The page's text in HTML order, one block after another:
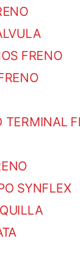
FRENO
TERMINAL
SYNFLEX